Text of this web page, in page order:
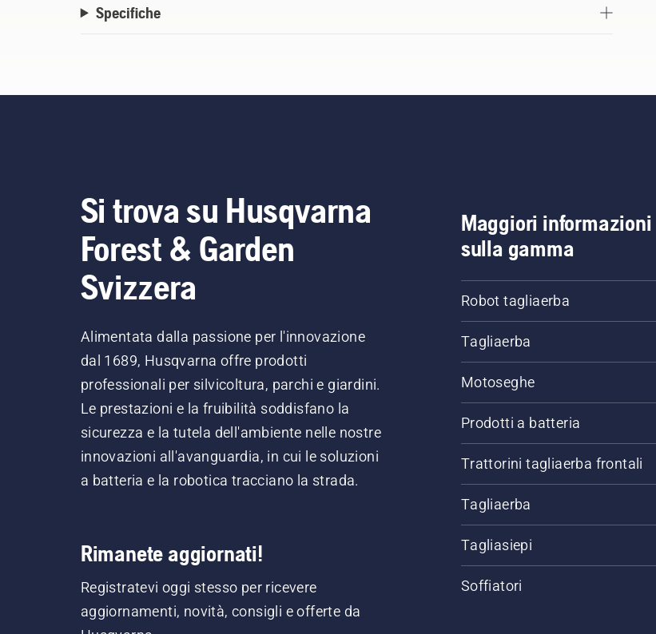
Specifiche
Si trova su Husqvarna
Forest & Garden
Svizzera
Alimentata dalla passione per l'innovazione
dal 1689, Husqvarna offre prodotti
professionali per silvicoltura, parchi e giardini.
Le prestazioni e la fruibilità soddisfano la
sicurezza e la tutela dell'ambiente nelle nostre
innovazioni all'avanguardia, in cui le soluzioni
a batteria e la robotica tracciano la strada.
Rimanete aggiornati!
Registratevi oggi stesso per ricevere
aggiornamenti, novità, consigli e offerte da
Maggiori informazioni
sulla gamma
Robot tagliaerba
Tagliaerba
Motoseghe
Prodotti a batteria
Trattorini tagliaerba frontali
Tagliaerba
Tagliasiepi
Soffiatori